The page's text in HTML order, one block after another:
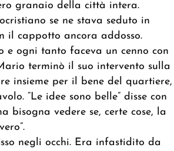
granaio della città intera.
se ne stava seduto in
il cappotto ancora addosso.
e ogni tanto faceva un cenno con
terminò il suo intervento sulla
insieme per il bene del quartiere,
“Le idee sono belle” disse con
bisogna vedere se, certe cose, la
negli occhi. Era infastidito da